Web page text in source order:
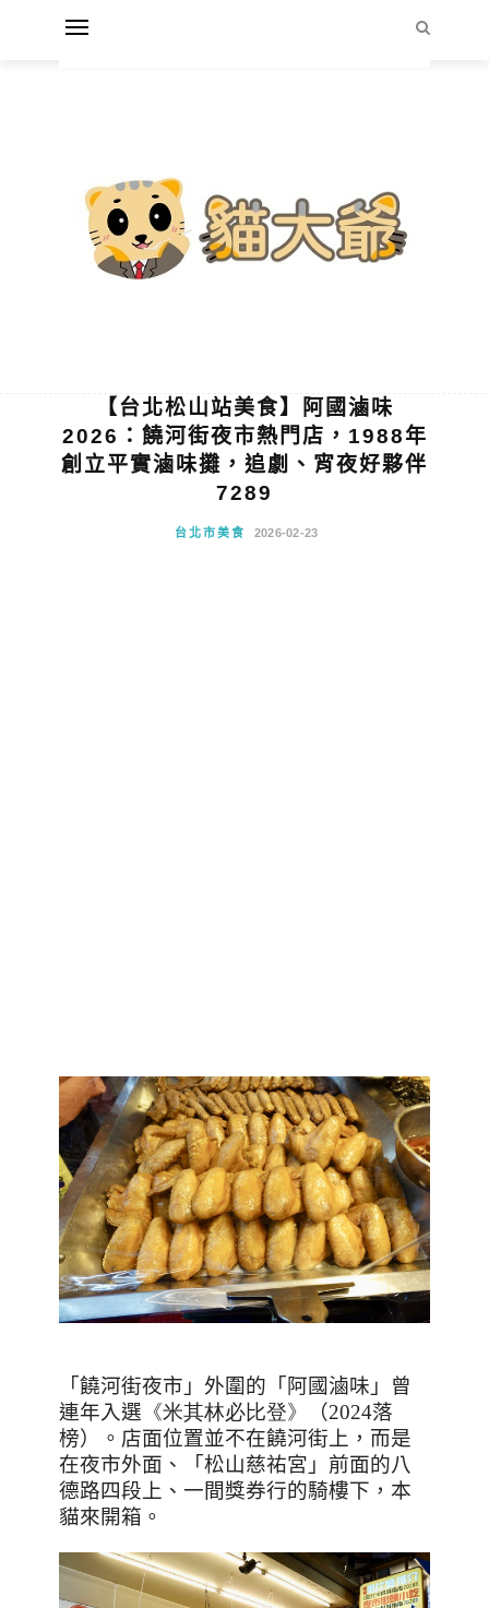
【台北松山站美食】阿國滷味
2026：饒河街夜市熱門店，1988年
創立平實滷味攤，追劇、宵夜好夥伴
7289
台北市美食 2026-02-23
「饒河街夜市」外圍的「阿國滷味」曾
連年入選 《米其林必比登》
（2024落
榜）。店面位置並不在饒河街上，而是
在夜市外面、「松山慈祐宮」前面的八
德路四段上、一間獎券行的騎樓下，本
貓來開箱。